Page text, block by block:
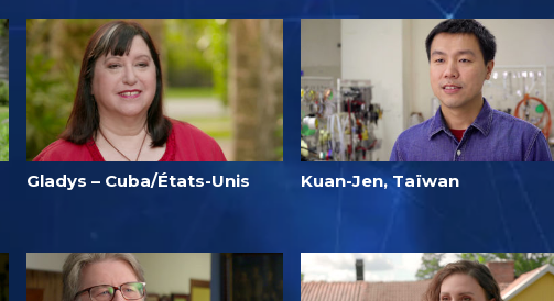
Gladys – Cuba/États-Unis Kuan-Jen, Taïwan